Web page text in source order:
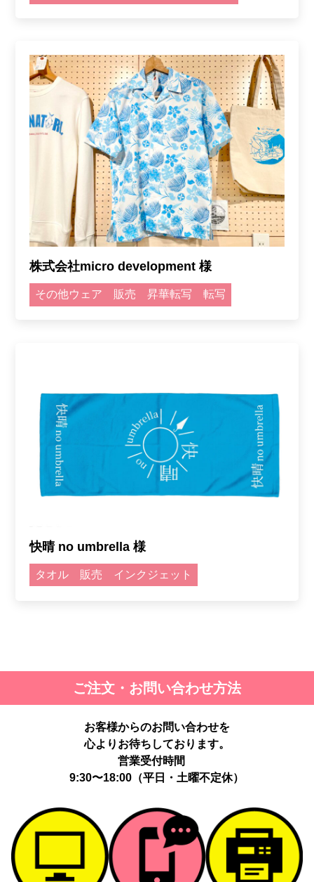
株式会社micro development 様
その他ウェア 販売 昇華転写 転写
快晴 no umbrella 様
タオル 販売 インクジェット
ご注文・お問い合わせ方法
お客様からのお問い合わせを
心よりお待ちしております。
営業受付時間
9:30〜18:00（平日・土曜不定休）